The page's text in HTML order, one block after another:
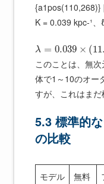
{a1pos(110,268)}
K = 0.039 kpc-¹、
λ = 0.039 × (
このことは、無
体で1～10のオー
すが、これはまだ
5.3 標準的
の比較
モデル
無料